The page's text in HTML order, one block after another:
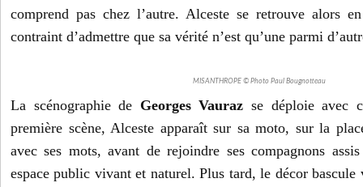
comprend pas chez l’autre. Alceste se retrouve alors
contraint d’admettre que sa vérité n’est qu’une parmi
MISANTHROPE © Photo Paul Bougnotteau
La scénographie de Georges Vauraz se déploie avec
première scène, Alceste apparaît sur sa moto, sur la
avec ses mots, avant de rejoindre ses compagnons
espace public vivant et naturel. Plus tard, le décor bascule